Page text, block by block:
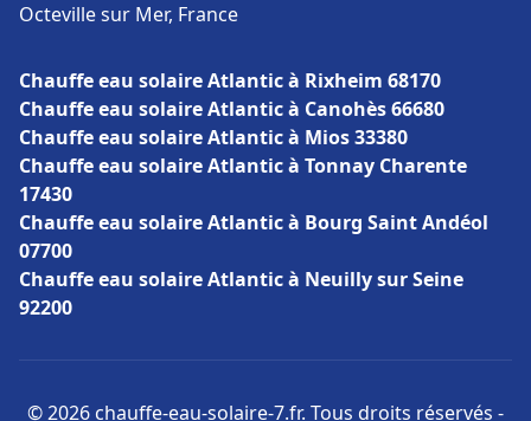
Octeville sur Mer, France
Chauffe eau solaire Atlantic à Rixheim 68170
Chauffe eau solaire Atlantic à Canohès 66680
Chauffe eau solaire Atlantic à Mios 33380
Chauffe eau solaire Atlantic à Tonnay Charente
17430
Chauffe eau solaire Atlantic à Bourg Saint Andéol
07700
Chauffe eau solaire Atlantic à Neuilly sur Seine
92200
© 2026 chauffe-eau-solaire-7.fr. Tous droits réservés -